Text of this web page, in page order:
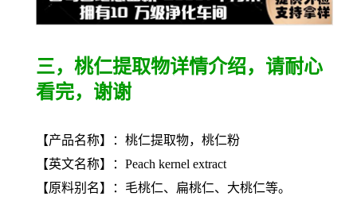
三，桃仁提取物详情介绍，请耐心
看完，谢谢
【产品名称】：桃仁提取物，桃仁粉
【英文名称】：Peach kernel extract
【原料别名】：毛桃仁、扁桃仁、大桃仁等。